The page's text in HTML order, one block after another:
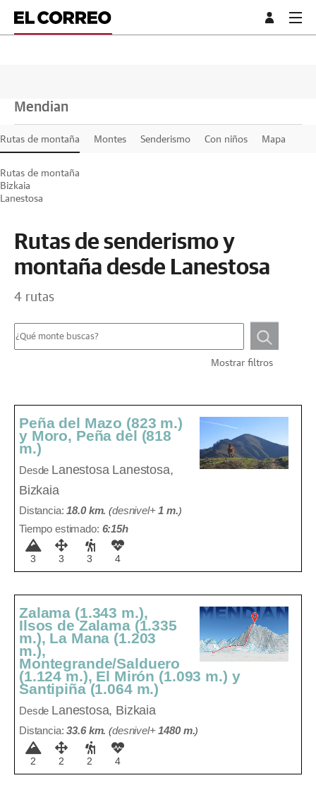
Mendian
Rutas de montaña Montes Senderismo Con niños Mapa
Rutas de montaña
Bizkaia
Lanestosa
Rutas de senderismo y
montaña desde Lanestosa
4 rutas
Mostrar filtros
Peña del Mazo (823 m.)
y Moro, Peña del (818
m.)
Desde Lanestosa Lanestosa,
Bizkaia
Distancia:18.0 km. (desnivel+1 m.)
Tiempo estimado: 6:15h
3 3 3 4
Zalama (1.343 m.),
Ilsos de Zalama (1.335
m.), La Mana (1.203
m.),
Montegrande/Salduero
(1.124 m.), El Mirón (1.093 m.) y
Santipiña (1.064 m.)
Desde Lanestosa, Bizkaia
Distancia:33.6 km. (desnivel+1480 m.)
2 2 2 4